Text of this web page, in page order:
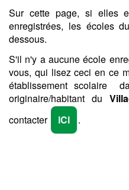
Sur cette page, si elles
enregistrées, les écoles du
dessous.
S'il n'y a aucune école
vous, qui lisez ceci en ce
établissement scolaire
originaire/habitant du
contacter
ICI .